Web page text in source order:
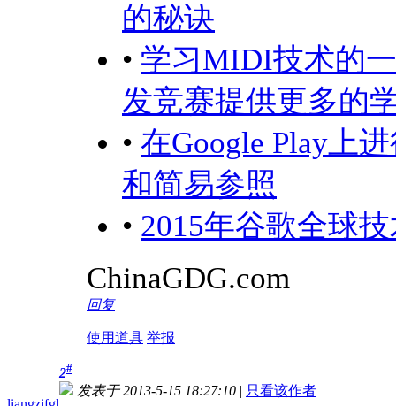
的秘诀
• 学习MIDI技术的
发竞赛提供更多的
• 在Google Play上
和简易参照
• 2015年谷歌全球
ChinaGDG.com
回复
使用道具 举报
2#
发表于 2013-5-15 18:27:10 | 只看该作者